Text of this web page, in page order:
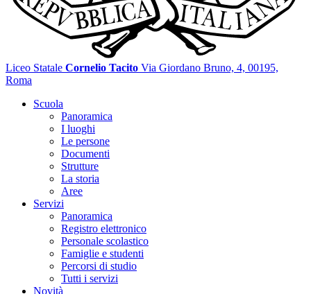
Liceo Statale Cornelio Tacito Via Giordano Bruno, 4, 00195,
Roma
Scuola
Panoramica
I luoghi
Le persone
Documenti
Strutture
La storia
Aree
Servizi
Panoramica
Registro elettronico
Personale scolastico
Famiglie e studenti
Percorsi di studio
Tutti i servizi
Novità